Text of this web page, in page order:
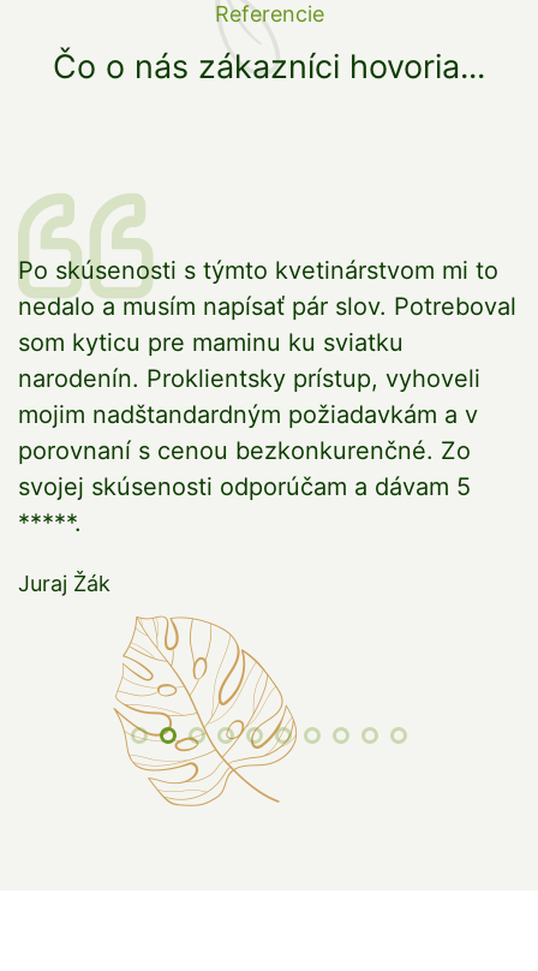
Referencie
Čo o nás zákazníci hovoria...
Po skúsenosti s týmto kvetinárstvom mi to
nedalo a musím napísať pár slov. Potreboval
som kyticu pre maminu ku sviatku
narodenín. Proklientsky prístup, vyhoveli
mojim nadštandardným požiadavkám a v
porovnaní s cenou bezkonkurenčné. Zo
svojej skúsenosti odporúčam a dávam 5
*****.
Juraj Žák